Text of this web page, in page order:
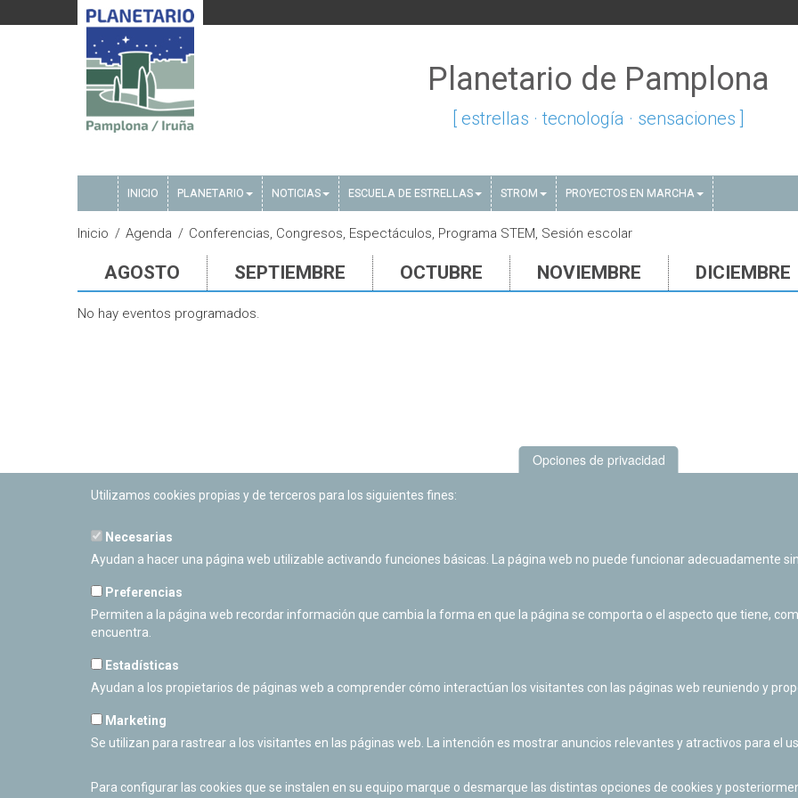
Planetario de Pamplona
[ estrellas · tecnología · sensaciones ]
INICIO PLANETARIO NOTICIAS ESCUELA DE ESTRELLAS STROM PROYECTOS EN MARCHA
Inicio Agenda Conferencias, Congresos, Espectáculos, Programa STEM, Sesión escolar
AGOSTO SEPTIEMBRE OCTUBRE NOVIEMBRE DICIEMBRE
No hay eventos programados.
PLANETARIO DE PAMPLONA
Calle Sancho RamÃ­rez, s/n
Cerrado Temporalmente
Opciones de privacidad
Utilizamos cookies propias y de terceros para los siguientes fines:
Necesarias
Ayudan a hacer una página web utilizable activando funciones básicas. La página web no puede funcionar adecuadamente
Preferencias
Permiten a la página web recordar información que cambia la forma en que la página se comporta o el aspecto que tiene,
encuentra.
Estadísticas
Ayudan a los propietarios de páginas web a comprender cómo interactúan los visitantes con las páginas web reuniendo y
Marketing
Se utilizan para rastrear a los visitantes en las páginas web. La intención es mostrar anuncios relevantes y atractivos para el
Para configurar las cookies que se instalen en su equipo marque o desmarque las distintas opciones de cookies y